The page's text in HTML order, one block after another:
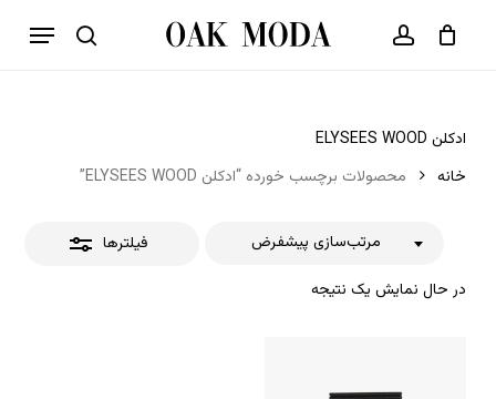
جستجو حساب کاربری
فهرست
سبد خرید بستن
ادکلن ELYSEES WOOD
خانه
محصولات برچسب خورده “ادکلن ELYSEES WOOD”
فیلترها
در حال نمایش یک نتیجه
مرتب‌سازی پیشفرض
بستن